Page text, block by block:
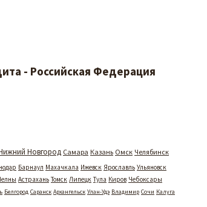
- Российская Федерация
Новгород Самара Казань Омск Челябинск
Барнаул Махачкала Ижевск Ярославль Ульяновск
Астрахань Томск Липецк Тула Киров Чебоксары
Белгород Саранск Архангельск Улан-Удэ Владимир Сочи Калуга